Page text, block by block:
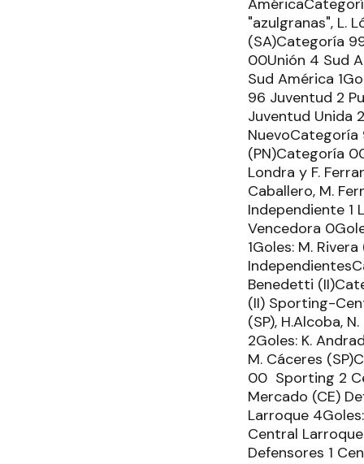
"azulgranas", L.
(SA)Categoría
00Unión 4 Sud
Sud América
96 Juventud 2
Juventud Unida
NuevoCategoría
(PN)Categoría
Londra y F.
Caballero, M.
Independiente 1
Vencedora
1Goles: M.
Benedetti
(II) Sporting-
(SP), H.Alcoba,
2Goles: K.
M. Cáceres
00 Sporting 2
Mercado (CE)
Larroque
Central
Defensores 1